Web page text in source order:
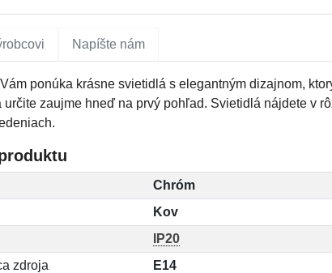
Napíšte nám
ponúka krásne svietidlá s elegantným dizajnom,
určite zaujme hneď na prvý pohľad. Svietidlá nájdete v
Chróm
Kov
IP20
zdroja
E14